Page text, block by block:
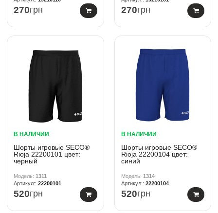
270грн 270грн
В НАЛИЧИИ
Шорты игровые SECO®
Rioja 22200101 цвет:
черный
1311
22200101
520грн
В НАЛИЧИИ
Шорты игровые SECO®
Rioja 22200104 цвет:
синий
1314
22200104
520грн